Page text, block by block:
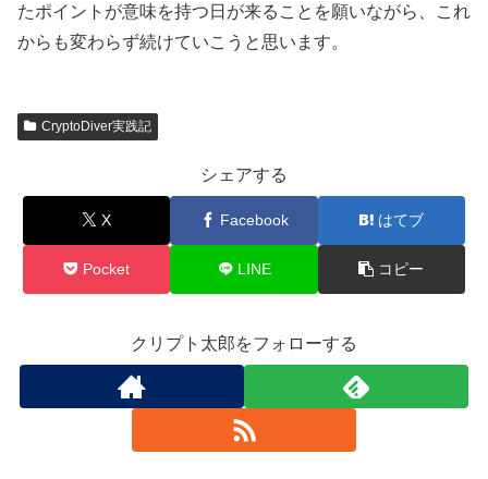
たポイントが意味を持つ日が来ることを願いながら、これ
からも変わらず続けていこうと思います。
CryptoDiver実践記
シェアする
X Facebook はてブ
Pocket LINE コピー
クリプト太郎をフォローする